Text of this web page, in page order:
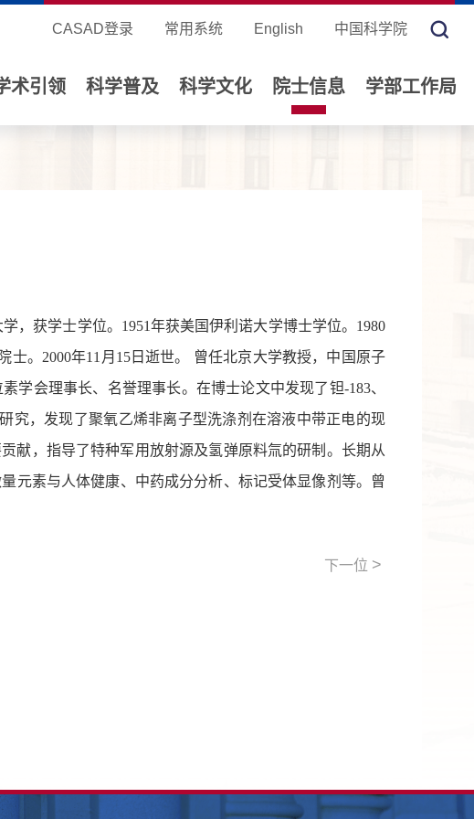
CASAD登录 常用系统 English 中国科学院
术引领 科学普及 科学文化 院士信息 学部工作局
，获学士学位。1951年获美国伊利诺大学博士学位。1980
。2000年11月15日逝世。 曾任北京大学教授，中国原子
学会理事长、名誉理事长。在博士论文中发现了钽-183、
究，发现了聚氧乙烯非离子型洗涤剂在溶液中带正电的现
献，指导了特种军用放射源及氢弹原料氚的研制。长期从
元素与人体健康、中药成分分析、标记受体显像剂等。曾
下一位 >